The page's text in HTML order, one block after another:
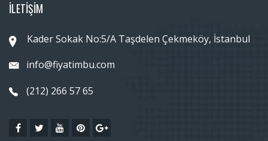
İLETİŞİM
Kader Sokak No:5/A Taşdelen Çekmeköy, İstanbul
info@fiyatimbu.com
(212) 266 57 65